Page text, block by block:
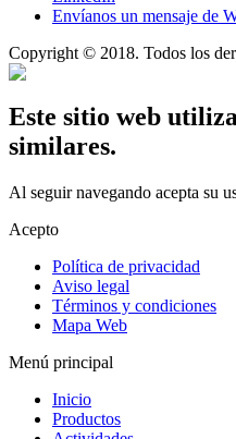
Envíanos un mensaje de
Copyright © 2018. Todos los
Este sitio web
similares.
Al seguir navegando acepta su
Acepto
Política de privacidad
Aviso legal
Términos y condiciones
Mapa Web
Menú principal
Inicio
Productos